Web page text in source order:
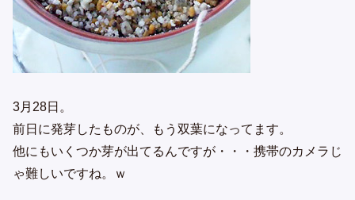
3月28日。
前日に発芽したものが、もう双葉になってます。
他にもいくつか芽が出てるんですが・・・携帯のカメラじ
ゃ難しいですね。ｗ